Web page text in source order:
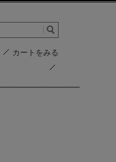
カートをみる